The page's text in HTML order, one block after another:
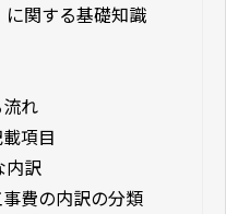
関する基礎知識
れ
項目
内訳
費の内訳の分類